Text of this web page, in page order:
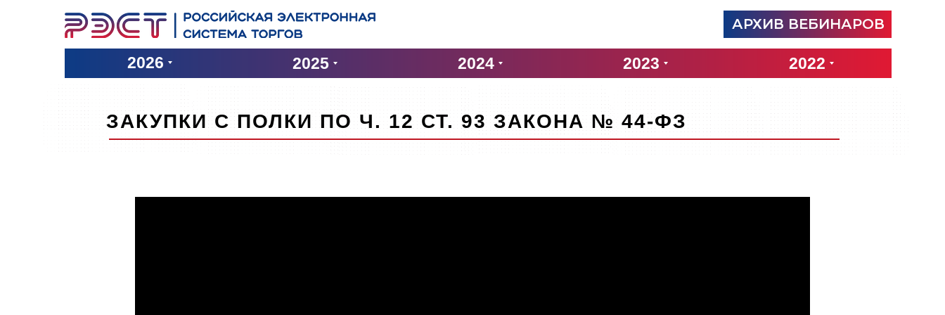
2022
2023
АРХИВ ВЕБИНАРОВ
2024
2025
2026
ЗАКУПКИ С ПОЛКИ ПО Ч. 12 СТ. 93 ЗАКОНА № 44-ФЗ